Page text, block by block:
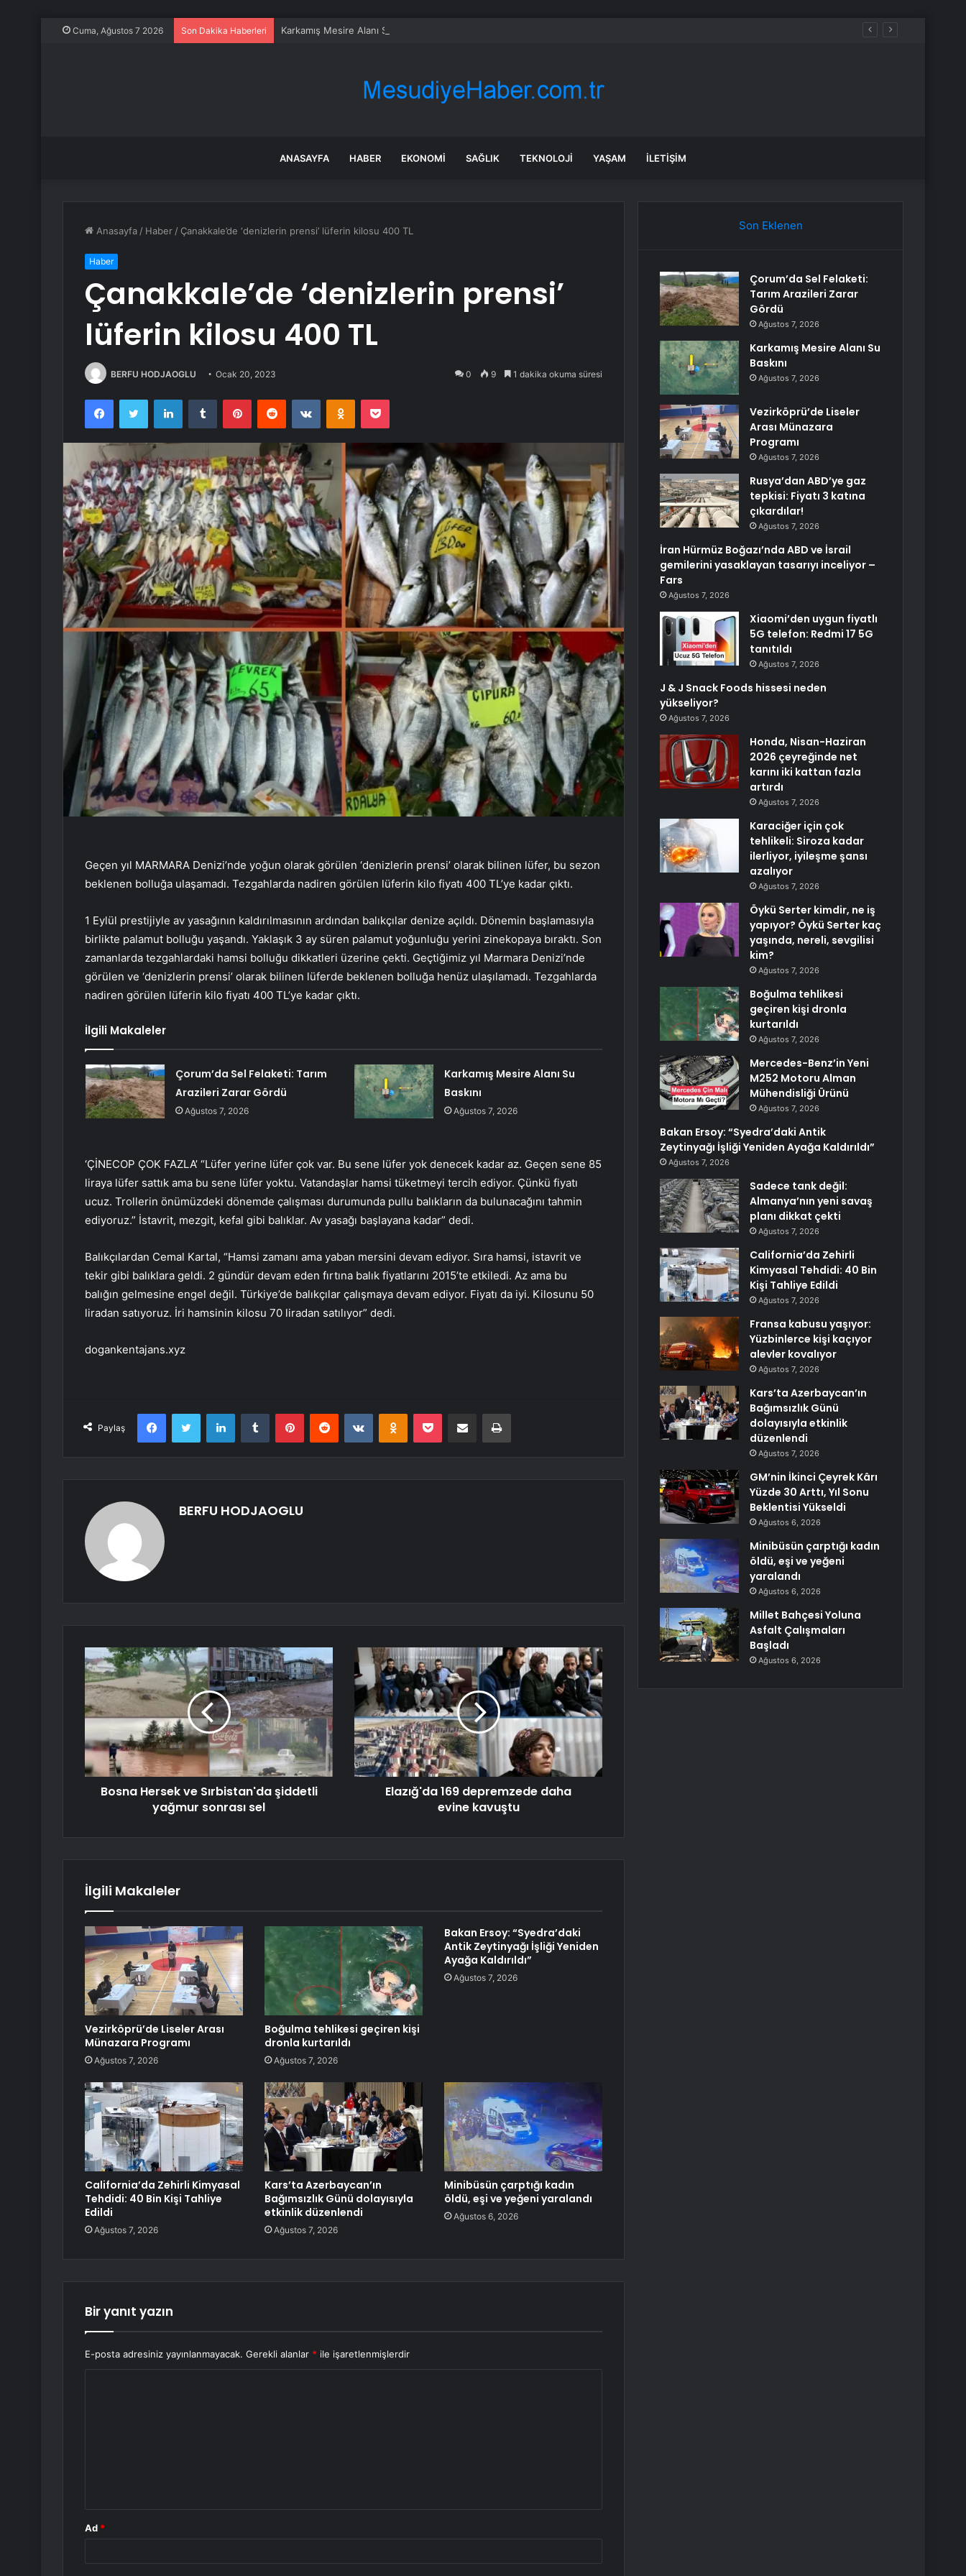
Cuma, Ağustos 7 2026 Son Dakika Haberleri Karkamış Mesire Alanı Su Baskını
ANASAYFA HABER EKONOMI SAĞLIK TEKNOLOJI YAŞAM İLETIŞIM
Anasayfa / Haber / Çanakkale’de ‘denizlerin prensi’ lüferin kilosu 400 TL
Haber
Çanakkale’de ‘denizlerin prensi’
lüferin kilosu 400 TL
BERFU HODJAOGLU Ocak 20, 2023 0 9 1 dakika okuma süresi
FacebookTwitter LinkedInTumblr PinterestReddit VKontakteOdnoklassniki
Pocket
Geçen yıl MARMARA Denizi’nde yoğun olarak görülen ‘denizlerin prensi’ olarak bilinen lüfer, bu sezon
beklenen bolluğa ulaşamadı. Tezgahlarda nadiren görülen lüferin kilo fiyatı 400 TL’ye kadar çıktı.
1 Eylül prestijiyle av yasağının kaldırılmasının ardından balıkçılar denize açıldı. Dönemin başlamasıyla
birlikte palamut bolluğu yaşandı. Yaklaşık 3 ay süren palamut yoğunluğu yerini zinekopaya bıraktı. Son
zamanlarda tezgahlardaki hamsi bolluğu dikkatleri üzerine çekti. Geçtiğimiz yıl Marmara Denizi’nde
görülen ve ‘denizlerin prensi’ olarak bilinen lüferde beklenen bolluğa henüz ulaşılamadı. Tezgahlarda
nadiren görülen lüferin kilo fiyatı 400 TL’ye kadar çıktı.
İlgili Makaleler
Çorum’da Sel Felaketi: Tarım
Arazileri Zarar Gördü
Ağustos 7, 2026
Karkamış Mesire Alanı Su
Baskını
Ağustos 7, 2026
‘ÇİNECOP ÇOK FAZLA’ “Lüfer yerine lüfer çok var. Bu sene lüfer yok denecek kadar az. Geçen sene 85
liraya lüfer sattık ama bu sene lüfer yoktu. Vatandaşlar hamsi tüketmeyi tercih ediyor. Çünkü fiyatı
ucuz. Trollerin önümüzdeki dönemde çalışması durumunda pullu balıkların da bulunacağını tahmin
ediyoruz.” İstavrit, mezgit, kefal gibi balıklar. Av yasağı başlayana kadar” dedi.
Balıkçılardan Cemal Kartal, “Hamsi zamanı ama yaban mersini devam ediyor. Sıra hamsi, istavrit ve
tekir gibi balıklara geldi. 2 gündür devam eden fırtına balık fiyatlarını 2015’te etkiledi. Az ama bu
balığın gelmesine engel değil. Türkiye’de balıkçılar çalışmaya devam ediyor. Fiyatı da iyi. Kilosunu 50
liradan satıyoruz. İri hamsinin kilosu 70 liradan satılıyor” dedi.
dogankentajans.xyz
Paylaş
FacebookTwitter LinkedInTumblr PinterestReddit VKontakteOdnoklassniki
Pocket E-Posta ile paylaş Yazdır
BERFU HODJAOGLU
Bosna Hersek ve Sırbistan'da şiddetli
yağmur sonrası sel
Elazığ'da 169 depremzede daha
evine kavuştu
İlgili Makaleler
Vezirköprü’de Liseler Arası
Münazara Programı
Ağustos 7, 2026
Boğulma tehlikesi geçiren kişi
dronla kurtarıldı
Ağustos 7, 2026
Bakan Ersoy: “Syedra’daki
Antik Zeytinyağı İşliği Yeniden
Ayağa Kaldırıldı”
Ağustos 7, 2026
California’da Zehirli Kimyasal
Tehdidi: 40 Bin Kişi Tahliye
Edildi
Ağustos 7, 2026
Kars’ta Azerbaycan’ın
Bağımsızlık Günü dolayısıyla
etkinlik düzenlendi
Ağustos 7, 2026
Minibüsün çarptığı kadın
öldü, eşi ve yeğeni yaralandı
Ağustos 6, 2026
Bir yanıt yazın
E-posta adresiniz yayınlanmayacak. Gerekli alanlar * ile işaretlenmişlerdir
Ad *
Son Eklenen
Çorum’da Sel Felaketi:
Tarım Arazileri Zarar
Gördü
Ağustos 7, 2026
Karkamış Mesire Alanı Su
Baskını
Ağustos 7, 2026
Vezirköprü’de Liseler
Arası Münazara
Programı
Ağustos 7, 2026
Rusya’dan ABD’ye gaz
tepkisi: Fiyatı 3 katına
çıkardılar!
Ağustos 7, 2026
İran Hürmüz Boğazı’nda ABD ve İsrail
gemilerini yasaklayan tasarıyı inceliyor –
Fars
Ağustos 7, 2026
Xiaomi’den uygun fiyatlı
5G telefon: Redmi 17 5G
tanıtıldı
Ağustos 7, 2026
J & J Snack Foods hissesi neden
yükseliyor?
Ağustos 7, 2026
Honda, Nisan-Haziran
2026 çeyreğinde net
karını iki kattan fazla
artırdı
Ağustos 7, 2026
Karaciğer için çok
tehlikeli: Siroza kadar
ilerliyor, iyileşme şansı
azalıyor
Ağustos 7, 2026
Öykü Serter kimdir, ne iş
yapıyor? Öykü Serter kaç
yaşında, nereli, sevgilisi
kim?
Ağustos 7, 2026
Boğulma tehlikesi
geçiren kişi dronla
kurtarıldı
Ağustos 7, 2026
Mercedes-Benz’in Yeni
M252 Motoru Alman
Mühendisliği Ürünü
Ağustos 7, 2026
Bakan Ersoy: “Syedra’daki Antik
Zeytinyağı İşliği Yeniden Ayağa Kaldırıldı”
Ağustos 7, 2026
Sadece tank değil:
Almanya’nın yeni savaş
planı dikkat çekti
Ağustos 7, 2026
California’da Zehirli
Kimyasal Tehdidi: 40 Bin
Kişi Tahliye Edildi
Ağustos 7, 2026
Fransa kabusu yaşıyor:
Yüzbinlerce kişi kaçıyor
alevler kovalıyor
Ağustos 7, 2026
Kars’ta Azerbaycan’ın
Bağımsızlık Günü
dolayısıyla etkinlik
düzenlendi
Ağustos 7, 2026
GM’nin İkinci Çeyrek Kârı
Yüzde 30 Arttı, Yıl Sonu
Beklentisi Yükseldi
Ağustos 6, 2026
Minibüsün çarptığı kadın
öldü, eşi ve yeğeni
yaralandı
Ağustos 6, 2026
Millet Bahçesi Yoluna
Asfalt Çalışmaları
Başladı
Ağustos 6, 2026